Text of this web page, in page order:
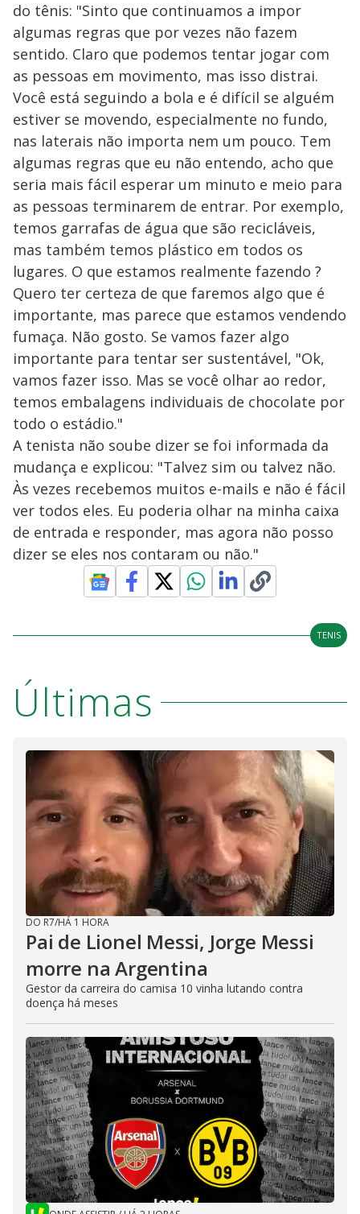
do tênis: "Sinto que continuamos a impor
algumas regras que por vezes não fazem
sentido. Claro que podemos tentar jogar com
as pessoas em movimento, mas isso distrai.
Você está seguindo a bola e é difícil se alguém
estiver se movendo, especialmente no fundo,
nas laterais não importa nem um pouco. Tem
algumas regras que eu não entendo, acho que
seria mais fácil esperar um minuto e meio para
as pessoas terminarem de entrar. Por exemplo,
temos garrafas de água que são recicláveis,
mas também temos plástico em todos os
lugares. O que estamos realmente fazendo ?
Quero ter certeza de que faremos algo que é
importante, mas parece que estamos vendendo
fumaça. Não gosto. Se vamos fazer algo
importante para tentar ser sustentável, "Ok,
vamos fazer isso. Mas se você olhar ao redor,
temos embalagens individuais de chocolate por
todo o estádio."
A tenista não soube dizer se foi informada da
mudança e explicou: "Talvez sim ou talvez não.
Às vezes recebemos muitos e-mails e não é fácil
ver todos eles. Eu poderia olhar na minha caixa
de entrada e responder, mas agora não posso
dizer se eles nos contaram ou não."
TENIS
Últimas
DO R7/HÁ 1 HORA
Pai de Lionel Messi, Jorge Messi
morre na Argentina
Gestor da carreira do camisa 10 vinha lutando contra
doença há meses